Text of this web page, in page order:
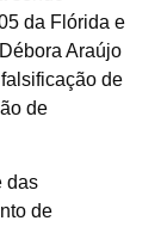
da Flórida e
Araújo
de
de
das
de